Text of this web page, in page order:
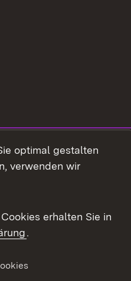
optimal gestalten
verwenden wir
erhalten Sie in
.